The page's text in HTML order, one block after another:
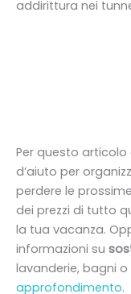
addirittura nei
Per questo
d’aiuto per
perdere le
dei prezzi di tutto
la tua vacanza.
informazioni su
lavanderie, bagni
approfondimento.